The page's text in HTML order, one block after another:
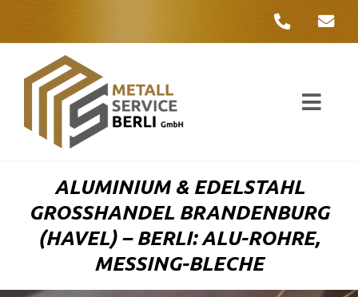
ALUMINIUM & EDELSTAHL
GROSSHANDEL BRANDENBURG (
HAVEL) – BERLI: ALU-ROHRE, M
ESSING-BLECHE